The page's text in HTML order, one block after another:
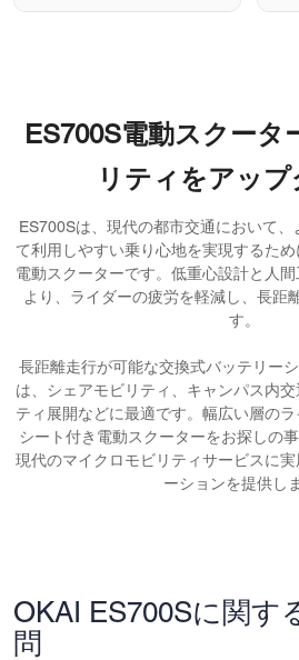
ES700S電動スクータ
リティをアップ
ES700Sは、現代の都市交通において
て利用しやすい乗り心地を実現するた
電動スクーターです。低重心設計と人
より、ライダーの疲労を軽減し、長距
す。
長距離走行が可能な交換式バッテリー
は、シェアモビリティ、キャンパス内
ティ展開などに最適です。幅広い層の
シート付き電動スクーターをお探しの
現代のマイクロモビリティサービスに
ーションを提供し
OKAI ES700Sに関す
問